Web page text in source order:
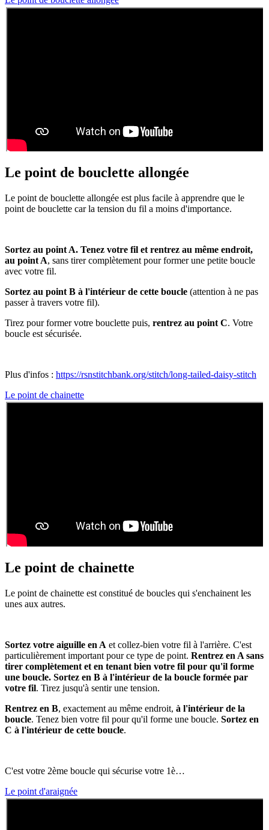
Le point de bouclette allongée
Le point de bouclette allongée est plus facile à apprendre que le
point de bouclette car la tension du fil a moins d'importance.
Sortez au point A. Tenez votre fil et rentrez au même endroit,
au point A, sans tirer complètement pour former une petite boucle
avec votre fil.
Sortez au point B à l'intérieur de cette boucle (attention à ne pas
passer à travers votre fil).
Tirez pour former votre bouclette puis, rentrez au point C. Votre
boucle est sécurisée.
Plus d'infos : https://rsnstitchbank.org/stitch/long-tailed-daisy-stitch
Le point de chainette
Le point de chainette
Le point de chainette est constitué de boucles qui s'enchainent les
unes aux autres.
Sortez votre aiguille en A et collez-bien votre fil à l'arrière. C'est
particulièrement important pour ce type de point. Rentrez en A sans
tirer complètement et en tenant bien votre fil pour qu'il forme
une boucle. Sortez en B à l'intérieur de la boucle formée par
votre fil. Tirez jusqu'à sentir une tension.
Rentrez en B, exactement au même endroit, à l'intérieur de la
boucle. Tenez bien votre fil pour qu'il forme une boucle. Sortez en
C à l'intérieur de cette boucle.
C'est votre 2ème boucle qui sécurise votre 1è…
Le point d'araignée